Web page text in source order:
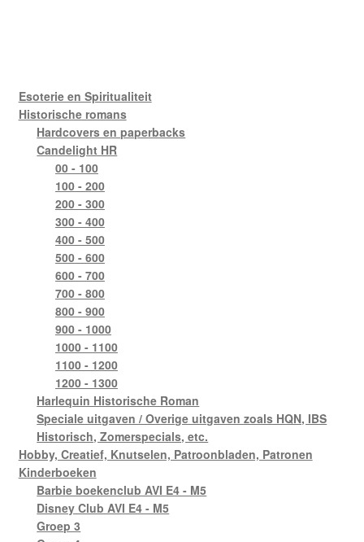
Esoterie en Spiritualiteit
Historische romans
Hardcovers en paperbacks
Candelight HR
00 - 100
100 - 200
200 - 300
300 - 400
400 - 500
500 - 600
600 - 700
700 - 800
800 - 900
900 - 1000
1000 - 1100
1100 - 1200
1200 - 1300
Harlequin Historische Roman
Speciale uitgaven / Overige uitgaven zoals HQN, IBS
Historisch, Zomerspecials, etc.
Hobby, Creatief, Knutselen, Patroonbladen, Patronen
Kinderboeken
Barbie boekenclub AVI E4 - M5
Disney Club AVI E4 - M5
Groep 3